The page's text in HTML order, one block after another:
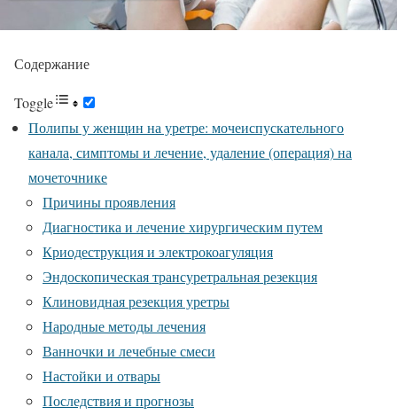
Содержание
Toggle
Полипы у женщин на уретре: мочеиспускательного
канала, симптомы и лечение, удаление (операция) на
мочеточнике
Причины проявления
Диагностика и лечение хирургическим путем
Криодеструкция и электрокоагуляция
Эндоскопическая трансуретральная резекция
Клиновидная резекция уретры
Народные методы лечения
Ванночки и лечебные смеси
Настойки и отвары
Последствия и прогнозы